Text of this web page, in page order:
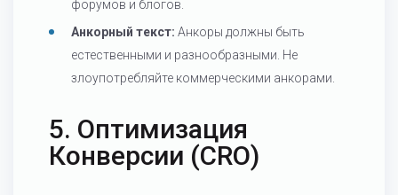
форумов и блогов.
Анкорный текст: Анкоры должны быть
естественными и разнообразными. Не
злоупотребляйте коммерческими анкорами.
5. Оптимизация
Конверсии (CRO)